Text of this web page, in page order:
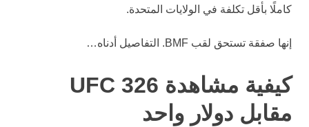
كاملًا بأقل تكلفة في الولايات المتحدة.
إنها صفقة تستحق لقب BMF. التفاصيل أدناه…
كيفية مشاهدة UFC 326
مقابل دولار واحد